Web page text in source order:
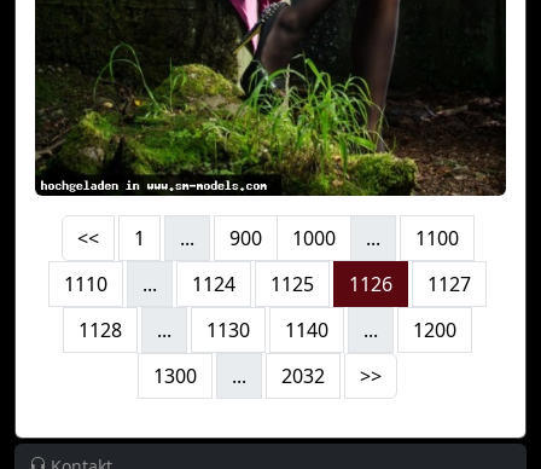
<< 1 ... 900 1000 ...
1100
1110
... 1124 1125 1126
1127
1128
... 1130 1140 ...
1200
1300
... 2032 >>